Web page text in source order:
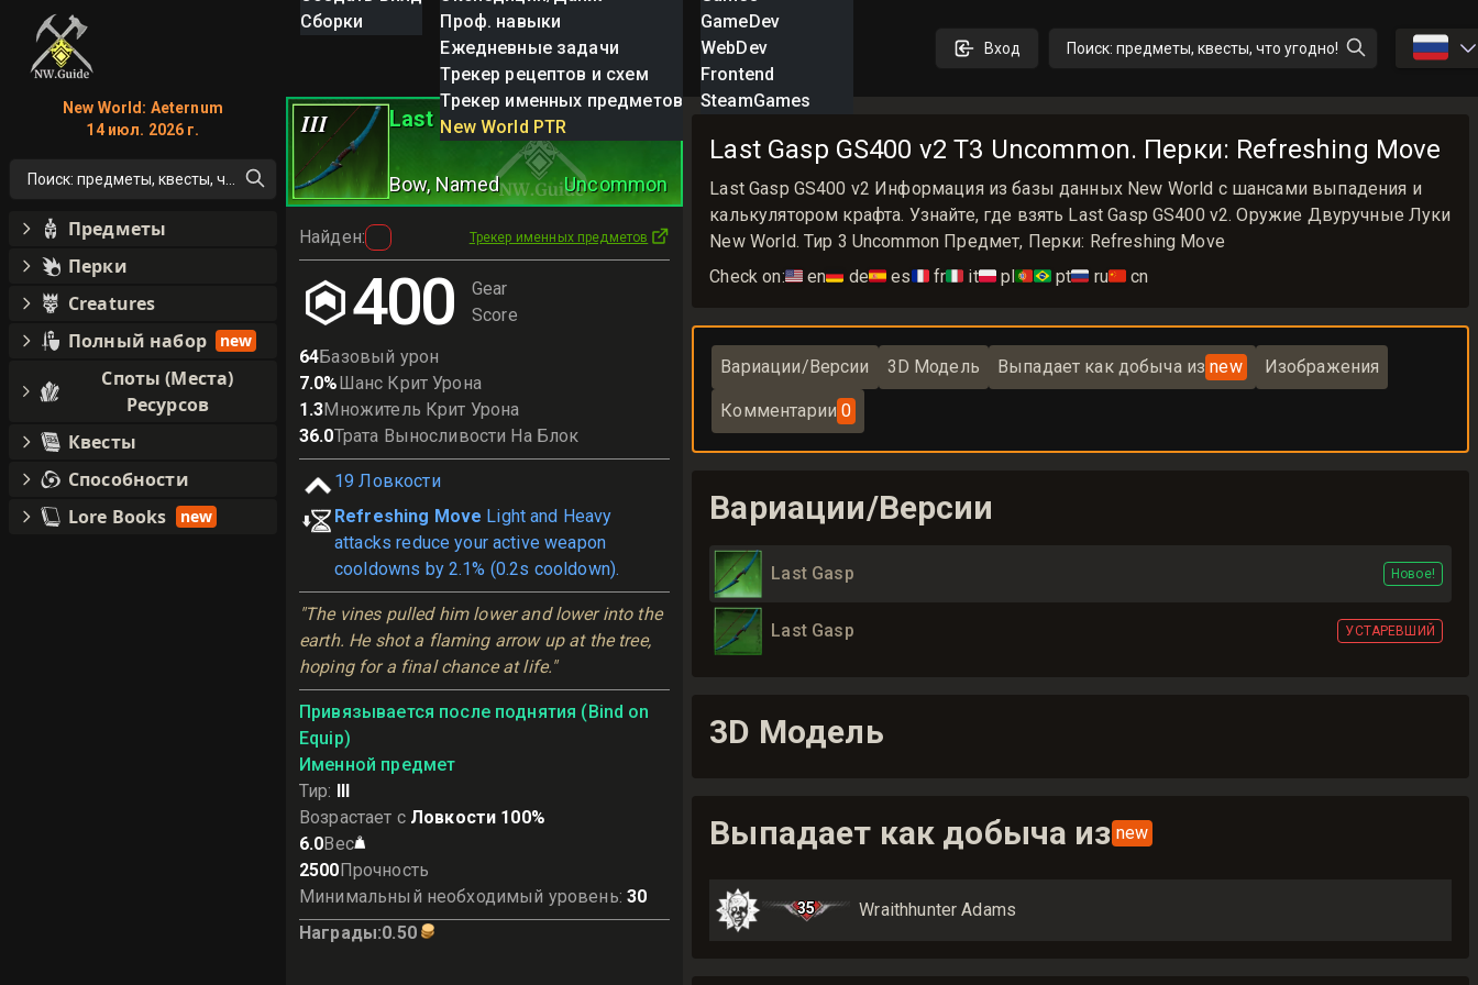
Сборки
Проф. навыки
Ежедневные задачи
Трекер рецептов и схем
Трекер именных предметов
New World PTR
GameDev
WebDev
Frontend
SteamGames
Вход Поиск: предметы, квесты, что угодно! 🇷🇺
III Last Gasp
Bow, Named Uncommon
Найден: Трекер именных предметов
400
Gear
Score
64Базовый урон
7.0%Шанс Крит Урона
1.3Множитель Крит Урона
36.0Трата Выносливости На Блок
19 Ловкости
Refreshing Move Light and Heavy
attacks reduce your active weapon
cooldowns by 2.1% (0.2s cooldown).
"The vines pulled him lower and lower into the
earth. He shot a flaming arrow up at the tree,
hoping for a final chance at life."
Привязывается после поднятия (Bind on
Equip)
Именной предмет
Тир: III
Возрастает с Ловкости 100%
6.0Вес
2500Прочность
Минимальный необходимый уровень: 30
Награды:0.50
Last Gasp GS400 v2 T3 Uncommon. Перки: Refreshing Move
Last Gasp GS400 v2 Информация из базы данных New World с шансами выпадения и
калькулятором крафта. Узнайте, где взять Last Gasp GS400 v2. Оружие Двуручные Луки
New World. Тир 3 Uncommon Предмет, Перки: Refreshing Move
Check on:🇺🇸 en🇩🇪 de🇪🇸 es🇫🇷 fr🇮🇹 it🇵🇱 pl🇵🇹🇧🇷 pt🇷🇺 ru🇨🇳 cn
Вариации/Версии 3D Модель Выпадает как добыча из new Изображения
Комментарии 0
Вариации/Версии
Last Gasp Новое!
Last Gasp УСТАРЕВШИЙ
3D Модель
Выпадает как добыча из new
35 Wraithhunter Adams
New World: Aeternum
14 июл. 2026 г.
Поиск: предметы, квесты, что угодно!
Предметы
Перки
Creatures
Полный набор
new
Споты (Места)
Ресурсов
Квесты
Способности
Lore Books
new